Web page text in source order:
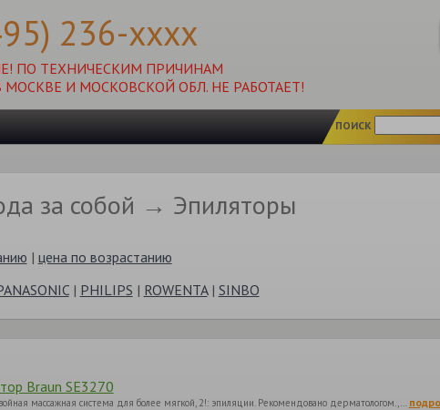
236-xxxx
ПО ТЕХНИЧЕСКИМ ПРИЧИНАМ
И МОСКОВСКОЙ ОБЛ. НЕ РАБОТАЕТ!
ПОИСК
за собой → Эпиляторы
| цена по возрастанию
| PHILIPS | ROWENTA| SINBO
Braun SE3270
массажная система для более мягкой, 2!: эпиляции. Рекомендовано дерматологом.,…